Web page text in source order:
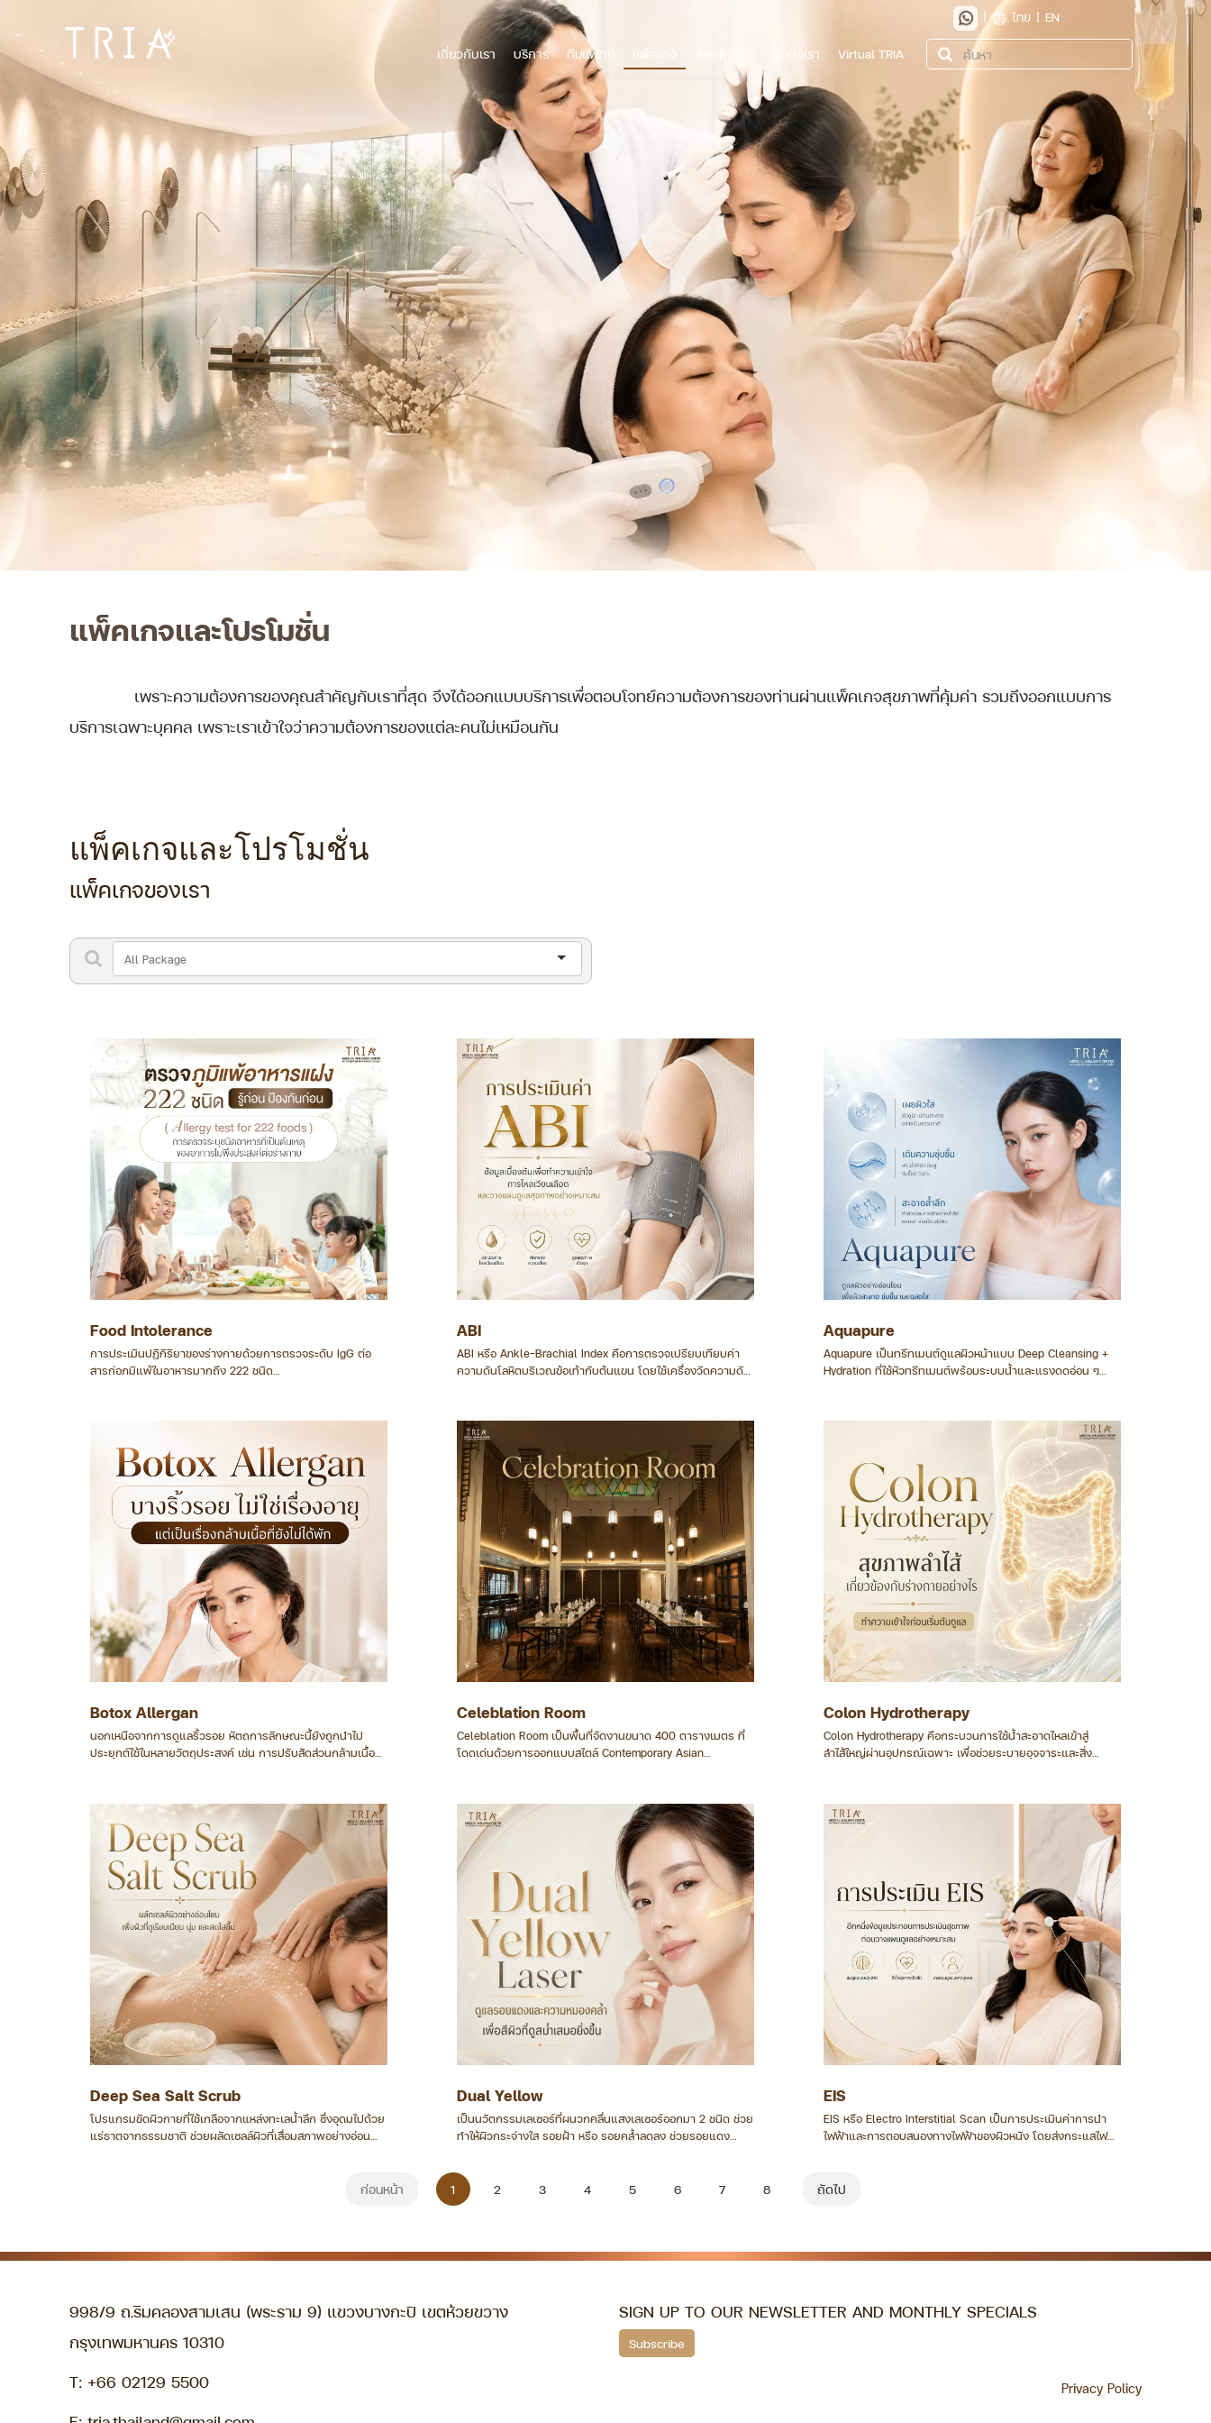
Bangpakok
| ไทย | EN
ค้นหา
เกี่ยวกับเรา บริการ ทีมแพทย์ แพ็คเกจ ติดต่อเรา Virtual TRIA
แพ็คเกจและโปรโมชั่น
เพราะความต้องการของคุณสำคัญกับเราที่สุด จึงได้ออกแบบบริการเพื่อตอบโจทย์ความต้องการของท่านผ่านแพ็คเกจสุขภาพที่คุ้มค่า รวมถึงออกแบบการ
บริการเฉพาะบุคคล เพราะเราเข้าใจว่าความต้องการของแต่ละคนไม่เหมือนกัน
แพ็คเกจและโปรโมชั่น
แพ็คเกจของเรา
ค้นหา
Food Intolerance
การประเมินปฏิกิริยาของร่างกายด้วยการตรวจระดับ IgG ต่อ
สารก่อภูมิแพ้ในอาหารมากถึง 222 ชนิด
ABI
ABI หรือ Ankle-Brachial Index คือการตรวจเปรียบเทียบค่า
ความดันโลหิตบริเวณข้อเท้ากับต้นแขน โดยใช้เครื่องวัดความดัน
โดยทั่วไปไม่ทำให้เจ็บ ผลตรวจช่วยเป็นข้อมูลประกอบการประเมิน
ภาวะหลอดเลือดแดงส่วนปลายตีบ โดยแพทย์จะพิจารณาร่วมกับ
อาการ ประวัติสุขภาพ และผลตรวจอื่น ๆ
Aquapure
Aquapure เป็นทรีทเมนต์ดูแลผิวหน้าแบบ Deep Cleansing +
Hydration ที่ใช้หัวทรีทเมนต์พร้อมระบบน้ำและแรงดูดอ่อน ๆ
Botox Allergan
นอกเหนือจากการดูแลริ้วรอย หัตถการลักษณะนี้ยังถูกนำไป
ประยุกต์ใช้ในหลายวัตถุประสงค์ เช่น การปรับสัดส่วนกล้ามเนื้อ
แพทย์เฉพาะทาง
Celeblation Room
Celeblation Room เป็นพื้นที่จัดงานขนาด 400 ตารางเมตร ที่
โดดเด่นด้วยการออกแบบสไตล์ Contemporary Asian
สถาปัตยกรรมที่มีเอกลักษณ์ และโคมไฟแขวนดีไซน์พิเศษที่ช่วย
สร้างบรรยากาศอบอุ่น สง่างาม และน่าประทับใจตั้งแต่ก้าวแรกที่
เข้ามา
Colon Hydrotherapy
Colon Hydrotherapy คือกระบวนการใช้น้ำสะอาดไหลเข้าสู่
ลำไส้ใหญ่ผ่านอุปกรณ์เฉพาะ เพื่อช่วยระบายอุจจาระและสิ่ง
วินิจฉัยหรือรักษาโรคทางเดินอาหาร
Deep Sea Salt Scrub
โปรแกรมขัดผิวกายที่ใช้เกลือจากแหล่งทะเลน้ำลึก ซึ่งอุดมไปด้วย
แร่ธาตุจากธรรมชาติ ช่วยผลัดเซลล์ผิวที่เสื่อมสภาพอย่างอ่อน
Dual Yellow
เป็นนวัตกรรมเลเซอร์ที่ผนวกคลื่นแสงเลเซอร์ออกมา 2 ชนิด ช่วย
ทำให้ผิวกระจ่างใส รอยฝ้า หรือ รอยคล้ำลดลง ช่วยรอยแดง
EIS
EIS หรือ Electro Interstitial Scan เป็นการประเมินค่าการนำ
ไฟฟ้าและการตอบสนองทางไฟฟ้าของผิวหนัง โดยส่งกระแสไฟฟ้า
เจาะเลือดและใช้เวลาไม่นาน
ก่อนหน้า 1 2 3 4 5 6 7 8 ถัดไป
998/9 ถ.ริมคลองสามเสน (พระราม 9) แขวงบางกะปิ เขตห้วยขวาง
กรุงเทพมหานคร 10310
T: +66 02129 5500
SIGN UP TO OUR NEWSLETTER AND MONTHLY SPECIALS
Subscribe
Privacy Policy